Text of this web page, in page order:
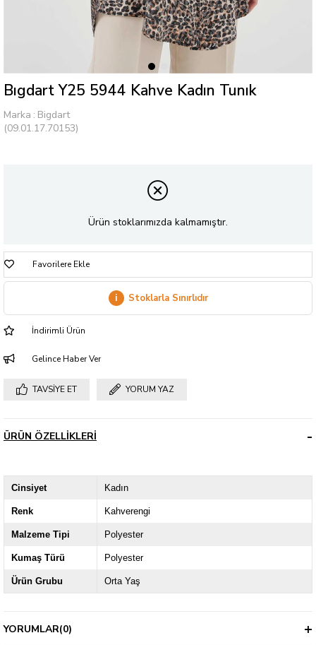
Bıgdart Y25 5944 Kahve Kadın Tunık
Marka : Bigdart
(09.01.17.70153)
Ürün stoklarımızda kalmamıştır.
Favorilere Ekle
i Stoklarla Sınırlıdır
İndirimli Ürün
Gelince Haber Ver
TAVSIYE ET YORUM YAZ
ÜRÜN ÖZELLIKLERI
Cinsiyet Kadın
Renk Kahverengi
Malzeme Tipi Polyester
Kumaş Türü Polyester
Ürün Grubu Orta Yaş
YORUMLAR(0)